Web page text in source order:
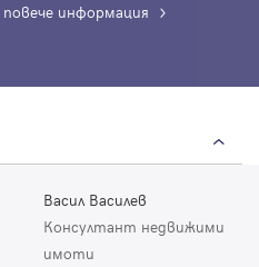
информация
Васил Василев
Консултант недвижими
имоти